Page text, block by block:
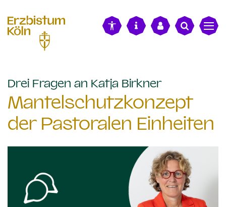
Drei Fragen an Katja Birkner:
Mantelschutzkonzept
der Pastoralen Einheiten